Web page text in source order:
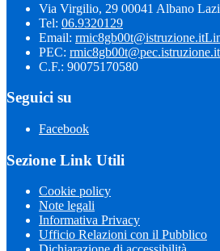
Via Virgilio, 29 00041 Albano
Tel: 06.9320129
Email: rmic8gb00t@istruzione.it
PEC: rmic8gb00t@pec.istruzione.it
C.F.: 90075170580
Seguici su
Facebook
Sezione Link Utili
Cookie policy
Note legali
Informativa Privacy
Ufficio Relazioni con il Pubblico